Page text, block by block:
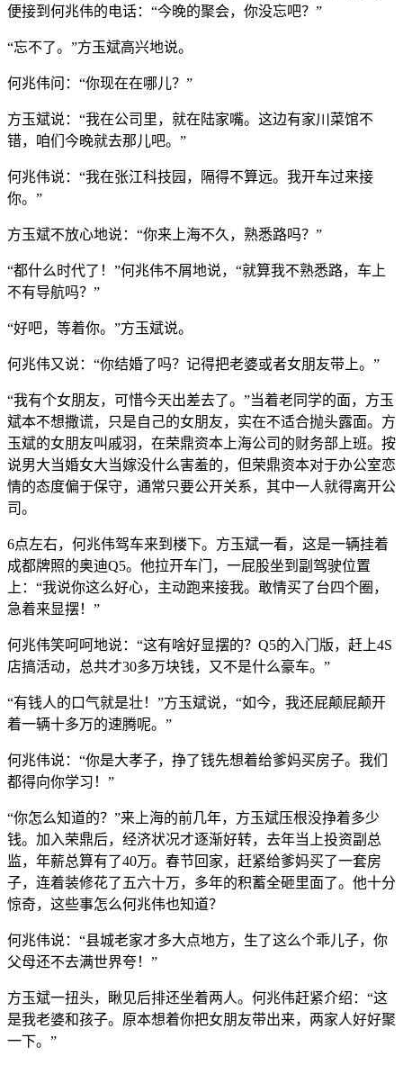
便接到何兆伟的电话：“今晚的聚会，你没忘吧？”
“忘不了。”方玉斌高兴地说。
何兆伟问：“你现在在哪儿？”
方玉斌说：“我在公司里，就在陆家嘴。这边有家川菜馆不
错，咱们今晚就去那儿吧。”
何兆伟说：“我在张江科技园，隔得不算远。我开车过来接
你。”
方玉斌不放心地说：“你来上海不久，熟悉路吗？”
“都什么时代了！”何兆伟不屑地说，“就算我不熟悉路，车上
不有导航吗？”
“好吧，等着你。”方玉斌说。
何兆伟又说：“你结婚了吗？记得把老婆或者女朋友带上。”
“我有个女朋友，可惜今天出差去了。”当着老同学的面，方玉
斌本不想撒谎，只是自己的女朋友，实在不适合抛头露面。方
玉斌的女朋友叫戚羽，在荣鼎资本上海公司的财务部上班。按
说男大当婚女大当嫁没什么害羞的，但荣鼎资本对于办公室恋
情的态度偏于保守，通常只要公开关系，其中一人就得离开公
司。
6点左右，何兆伟驾车来到楼下。方玉斌一看，这是一辆挂着
成都牌照的奥迪Q5。他拉开车门，一屁股坐到副驾驶位置
上：“我说你这么好心，主动跑来接我。敢情买了台四个圈，
急着来显摆！”
何兆伟笑呵呵地说：“这有啥好显摆的？Q5的入门版，赶上4S
店搞活动，总共才30多万块钱，又不是什么豪车。”
“有钱人的口气就是壮！”方玉斌说，“如今，我还屁颠屁颠开
着一辆十多万的速腾呢。”
何兆伟说：“你是大孝子，挣了钱先想着给爹妈买房子。我们
都得向你学习！”
“你怎么知道的？”来上海的前几年，方玉斌压根没挣着多少
钱。加入荣鼎后，经济状况才逐渐好转，去年当上投资副总
监，年薪总算有了40万。春节回家，赶紧给爹妈买了一套房
子，连着装修花了五六十万，多年的积蓄全砸里面了。他十分
惊奇，这些事怎么何兆伟也知道？
何兆伟说：“县城老家才多大点地方，生了这么个乖儿子，你
父母还不去满世界夸！”
方玉斌一扭头，瞅见后排还坐着两人。何兆伟赶紧介绍：“这
是我老婆和孩子。原本想着你把女朋友带出来，两家人好好聚
一下。”